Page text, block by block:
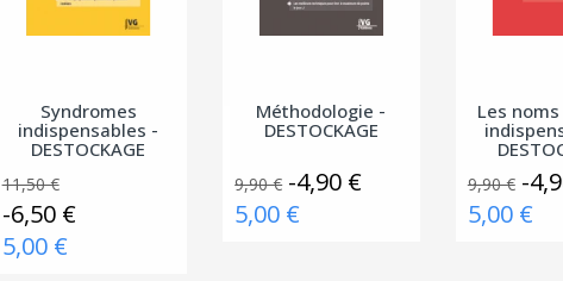
Syndromes
indispensables -
DESTOCKAGE
11,50 €
-6,50 €
5,00 €
Méthodologie -
DESTOCKAGE
9,90 € -4,90 €
5,00 €
Les
9,90 € -
5,00 €